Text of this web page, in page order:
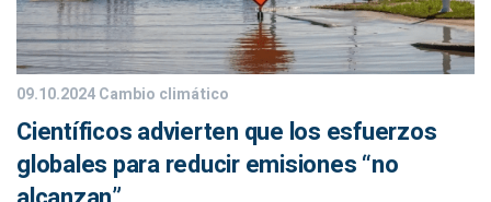
09.10.2024Cambio climático
Científicos advierten que los esfuerzos
globales para reducir emisiones “no